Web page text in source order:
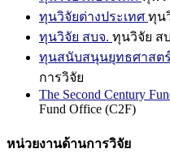
ทุนวิจัยต่างประเทศ ทุน
ทุนวิจัย สบจ. ทุนวิจัย ส
ทุนสนับสนุนยุทธศาสต
การวิจัย
The Second Century
Fund Office (C2F)
หน่วยงานด้านการวิจัย